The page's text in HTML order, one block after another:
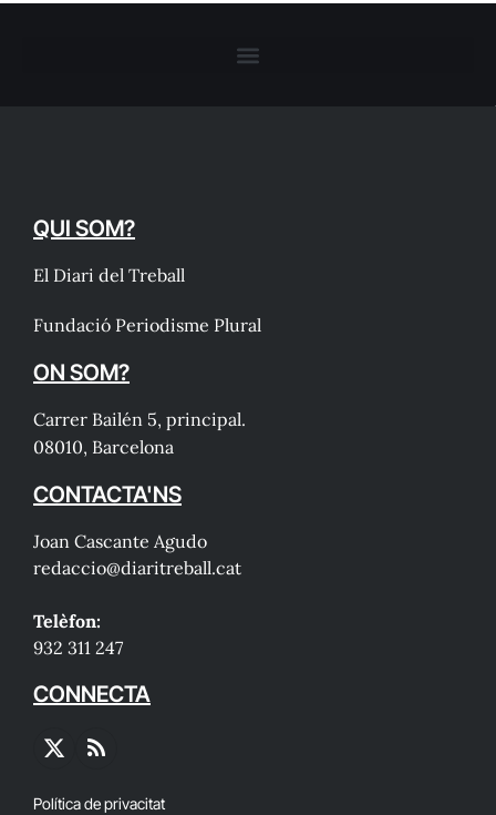
QUI SOM?
El Diari del Treball
Fundació Periodisme Plural
ON SOM?
Carrer Bailén 5, principal.
08010, Barcelona
CONTACTA'NS
Joan Cascante Agudo
redaccio@diaritreball.cat
Telèfon:
932 311 247
CONNECTA
X
RSS
Política de privacitat